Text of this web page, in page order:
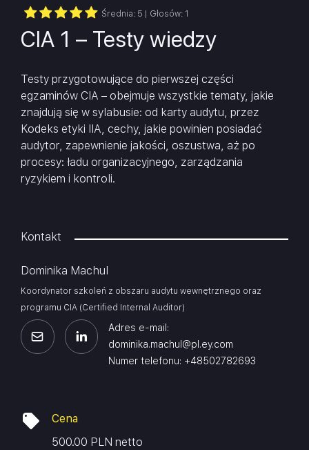
Średnia: 5 | Głosów: 1
CIA 1 – Testy wiedzy
Testy przygotowujące do pierwszej części
egzaminów CIA – obejmuje wszystkie tematy, jakie
znajdują się w sylabusie: od karty audytu, przez
Kodeks etyki IIA, cechy, jakie powinien posiadać
audytor, zapewnienie jakości, oszustwa, aż po
procesy: ładu organizacyjnego, zarządzania
ryzykiem i kontroli.
Kontakt
Dominika Machul
Koordynator szkoleń z obszaru audytu wewnętrznego oraz
programu CIA (Certified Internal Auditor)
Adres e-mail:
dominika.machul@pl.ey.com
Numer telefonu: +48502782693
Cena
500.00 PLN netto